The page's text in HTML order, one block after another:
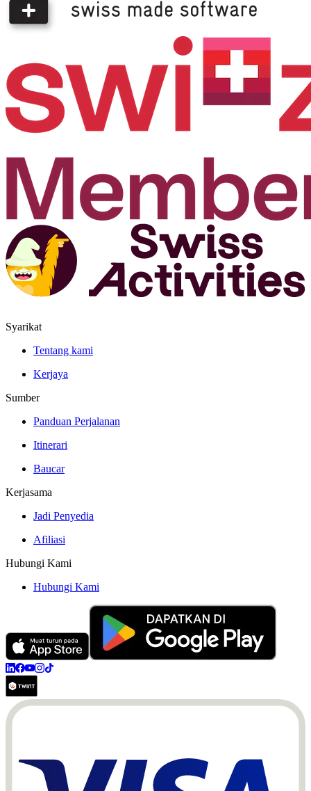
Syarikat
Tentang kami
Kerjaya
Sumber
Panduan Perjalanan
Itinerari
Baucar
Kerjasama
Jadi Penyedia
Afiliasi
Hubungi Kami
Hubungi Kami